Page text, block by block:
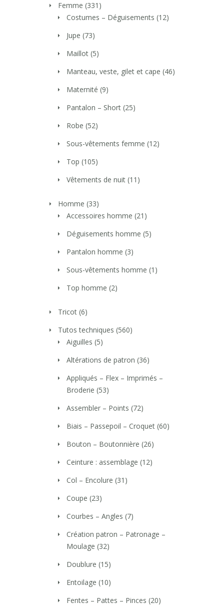
Femme (331)
Costumes – Déguisements (12)
Jupe (73)
Maillot (5)
Manteau, veste, gilet et cape (46)
Maternité (9)
Pantalon – Short (25)
Robe (52)
Sous-vêtements femme (12)
Top (105)
Vêtements de nuit (11)
Homme (33)
Accessoires homme (21)
Déguisements homme (5)
Pantalon homme (3)
Sous-vêtements homme (1)
Top homme (2)
Tricot (6)
Tutos techniques (560)
Aiguilles (5)
Altérations de patron (36)
Appliqués – Flex – Imprimés –
Broderie (53)
Assembler – Points (72)
Biais – Passepoil – Croquet (60)
Bouton – Boutonnière (26)
Ceinture : assemblage (12)
Col – Encolure (31)
Coupe (23)
Courbes – Angles (7)
Création patron – Patronage –
Moulage (32)
Doublure (15)
Entoilage (10)
Fentes – Pattes – Pinces (20)